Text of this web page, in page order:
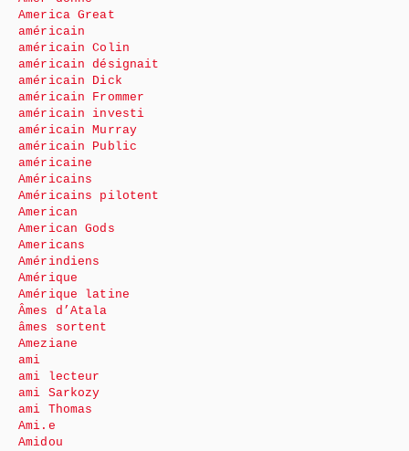
America Great
américain
américain Colin
américain désignait
américain Dick
américain Frommer
américain investi
américain Murray
américain Public
américaine
Américains
Américains pilotent
American
American Gods
Americans
Amérindiens
Amérique
Amérique latine
Âmes d’Atala
âmes sortent
Ameziane
ami
ami lecteur
ami Sarkozy
ami Thomas
Ami.e
Amidou